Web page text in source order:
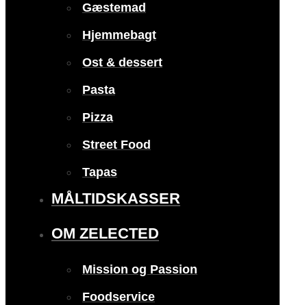
Gæstemad
Hjemmebagt
Ost & dessert
Pasta
Pizza
Street Food
Tapas
MÅLTIDSKASSER
OM ZELECTED
Mission og Passion
Foodservice